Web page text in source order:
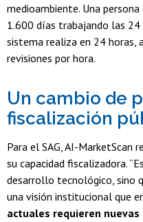
medioambiente. Una
1.600 días trabajando las
sistema realiza en 24 horas,
revisiones por hora.
Un cambio de
fiscalización
Para el SAG, AI-
su capacidad fiscalizadora.
desarrollo tecnológico, sino
una visión institucional que
actuales requieren nuevas